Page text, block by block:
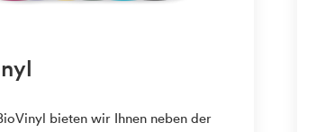
bieten wir Ihnen neben der